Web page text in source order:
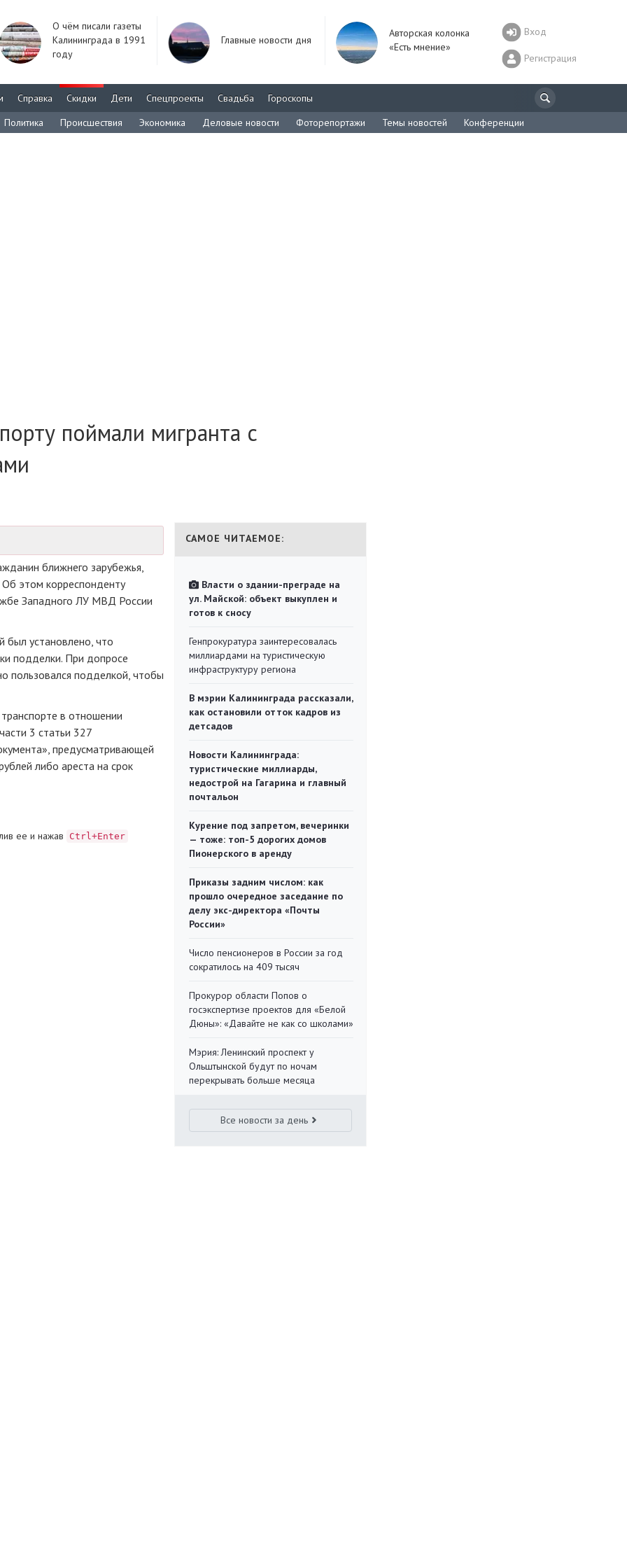
О чём писали газеты
Калининграда в 1991
году
Главные новости дня
Авторская колонка
«Есть мнение»
Вход
Регистрация
Справка Скидки Дети Спецпроекты Свадьба
Гороскопы
Политика Происшествия Экономика Деловые новости Фоторепортажи Темы новостей Конференции
поймали мигранта с
ближнего зарубежья,
этом корреспонденту
Западного ЛУ МВД России
был установлено, что
подделки. При допросе
пользовался подделкой, чтобы
в отношении
3 статьи 327
предусматривающей
либо ареста на срок
ее и нажав Ctrl+Enter
САМОЕ ЧИТАЕМОЕ:
Власти о здании-преграде на
ул. Майской: объект выкуплен и
готов к сносу
Генпрокуратура заинтересовалась
миллиардами на туристическую
инфраструктуру региона
В мэрии Калининграда рассказали,
как остановили отток кадров из
детсадов
Новости Калининграда:
туристические миллиарды,
недострой на Гагарина и главный
почтальон
Курение под запретом, вечеринки
— тоже: топ-5 дорогих домов
Пионерского в аренду
Приказы задним числом: как
прошло очередное заседание по
делу экс-директора «Почты
России»
Число пенсионеров в России за год
сократилось на 409 тысяч
Прокурор области Попов о
госэкспертизе проектов для «Белой
Дюны»: «Давайте не как со школами»
Мэрия: Ленинский проспект у
Ольштынской будут по ночам
перекрывать больше месяца
Все новости за день